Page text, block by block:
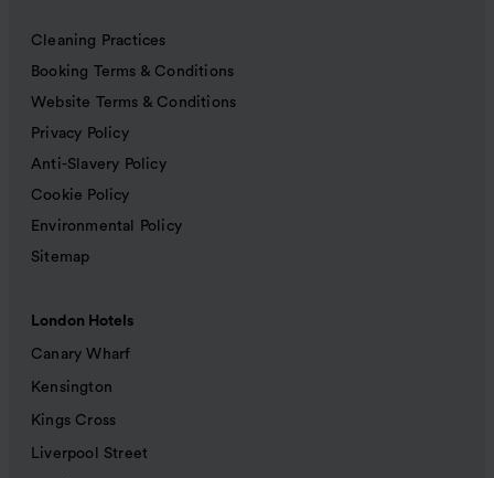
Cleaning Practices
Booking Terms & Conditions
Website Terms & Conditions
Privacy Policy
Anti-Slavery Policy
Cookie Policy
Environmental Policy
Sitemap
London Hotels
Canary Wharf
Kensington
Kings Cross
Liverpool Street